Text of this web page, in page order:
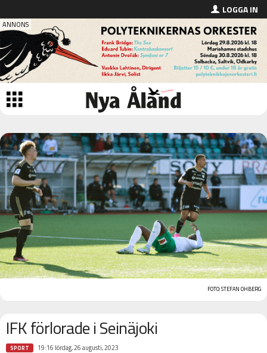
LOGGA IN
FOTO: STEFAN OHBERG
IFK förlorade i Seinäjoki
SPORT 19:16 lördag, 26 augusti, 2023